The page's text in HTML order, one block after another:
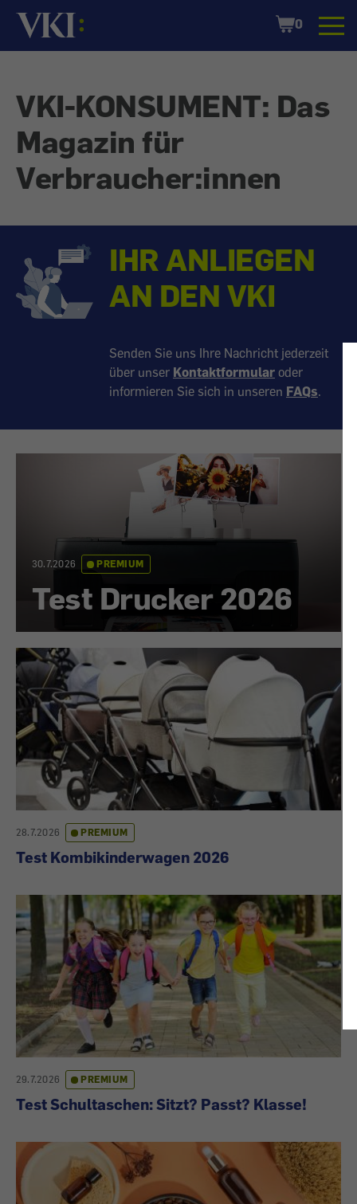
Startseite
Shopping
Cart
0
VKI-KONSUMENT: Das
Magazin für
Verbraucher:innen
IHR ANLIEGEN
AN DEN VKI
Senden Sie uns Ihre Nachricht jederzeit
über unser Kontaktformular oder
informieren Sie sich in unseren FAQs.
30.7.2026 PREMIUM
Test Drucker 2026
28.7.2026 PREMIUM
Test Kombikinderwagen 2026
29.7.2026 PREMIUM
Test Schultaschen: Sitzt? Passt? Klasse!